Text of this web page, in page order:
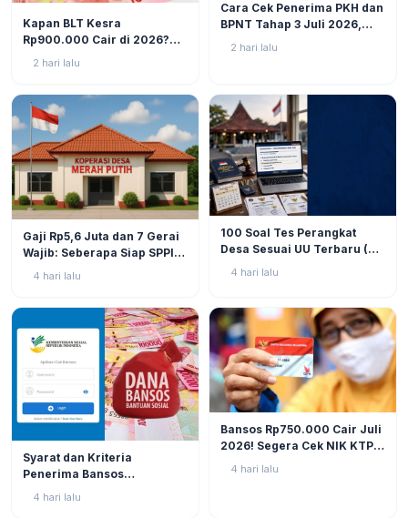
Kapan BLT Kesra
Rp900.000 Cair di 2026?
Simak Prediksi dan
2 hari lalu
Cara Cek Penerima PKH dan
BPNT Tahap 3 Juli 2026,
Bansos Sudah Mulai Cair!
2 hari lalu
Gaji Rp5,6 Juta dan 7 Gerai
Wajib: Seberapa Siap SPPI
4 hari lalu
100 Soal Tes Perangkat
Desa Sesuai UU Terbaru (UU
No. 3 Tahun 2024 & PP No.
4 hari lalu
Syarat dan Kriteria
Penerima Bansos
Rp750.000 Juli 2026, Cek
4 hari lalu
Bansos Rp750.000 Cair Juli
2026! Segera Cek NIK KTP
di Situs Resmi Kemensos
4 hari lalu